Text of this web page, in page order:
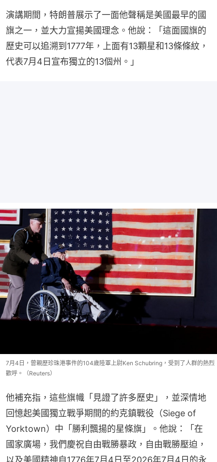
演講期間，特朗普展示了一面他聲稱是美國最早的國
旗之一，並大力宣揚美國理念。他說：「這面國旗的
歷史可以追溯到1777年，上面有13顆星和13條條紋，
代表7月4日宣布獨立的13個州。」
7月4日，曾親歷珍珠港事件的104歲陸軍上尉Ken Schubring，受到了人群的熱烈
歡呼。（Reuters）
他補充指，這些旗幟「見證了許多歷史」，並深情地
回憶起美國獨立戰爭期間的約克鎮戰役（Siege of
Yorktown）中「勝利飄揚的星條旗」。他說：「在
國家廣場，我們慶祝自由戰勝暴政，自由戰勝壓迫，
以及美國精神自1776年7月4日至2026年7月4日的永